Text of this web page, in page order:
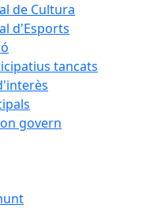
de Cultura
d'Esports
tancats
govern